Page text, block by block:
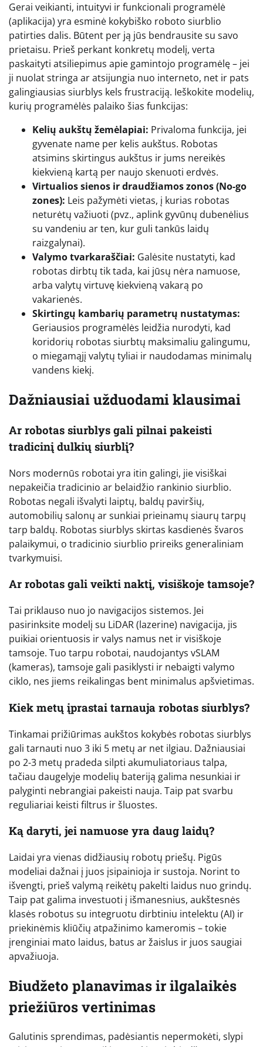
Gerai veikianti, intuityvi ir funkcionali programėlė
(aplikacija) yra esminė kokybiško roboto siurblio
patirties dalis. Būtent per ją jūs bendrausite su savo
prietaisu. Prieš perkant konkretų modelį, verta
paskaityti atsiliepimus apie gamintojo programėlę – jei
ji nuolat stringa ar atsijungia nuo interneto, net ir pats
galingiausias siurblys kels frustraciją. Ieškokite modelių,
kurių programėlės palaiko šias funkcijas:
Kelių aukštų žemėlapiai: Privaloma funkcija, jei
gyvenate name per kelis aukštus. Robotas
atsimins skirtingus aukštus ir jums nereikės
kiekvieną kartą per naujo skenuoti erdvės.
Virtualios sienos ir draudžiamos zonos (No-go
zones): Leis pažymėti vietas, į kurias robotas
neturėtų važiuoti (pvz., aplink gyvūnų dubenėlius
su vandeniu ar ten, kur guli tankūs laidų
raizgalynai).
Valymo tvarkaraščiai: Galėsite nustatyti, kad
robotas dirbtų tik tada, kai jūsų nėra namuose,
arba valytų virtuvę kiekvieną vakarą po
vakarienės.
Skirtingų kambarių parametrų nustatymas:
Geriausios programėlės leidžia nurodyti, kad
koridorių robotas siurbtų maksimaliu galingumu,
o miegamąjį valytų tyliai ir naudodamas minimalų
vandens kiekį.
Dažniausiai užduodami klausimai
Ar robotas siurblys gali pilnai pakeisti
tradicinį dulkių siurblį?
Nors modernūs robotai yra itin galingi, jie visiškai
nepakeičia tradicinio ar belaidžio rankinio siurblio.
Robotas negali išvalyti laiptų, baldų paviršių,
automobilių salonų ar sunkiai prieinamų siaurų tarpų
tarp baldų. Robotas siurblys skirtas kasdienės švaros
palaikymui, o tradicinio siurblio prireiks generaliniam
tvarkymuisi.
Ar robotas gali veikti naktį, visiškoje tamsoje?
Tai priklauso nuo jo navigacijos sistemos. Jei
pasirinksite modelį su LiDAR (lazerine) navigacija, jis
puikiai orientuosis ir valys namus net ir visiškoje
tamsoje. Tuo tarpu robotai, naudojantys vSLAM
(kameras), tamsoje gali pasiklysti ir nebaigti valymo
ciklo, nes jiems reikalingas bent minimalus apšvietimas.
Kiek metų įprastai tarnauja robotas siurblys?
Tinkamai prižiūrimas aukštos kokybės robotas siurblys
gali tarnauti nuo 3 iki 5 metų ar net ilgiau. Dažniausiai
po 2-3 metų pradeda silpti akumuliatoriaus talpa,
tačiau daugelyje modelių bateriją galima nesunkiai ir
palyginti nebrangiai pakeisti nauja. Taip pat svarbu
reguliariai keisti filtrus ir šluostes.
Ką daryti, jei namuose yra daug laidų?
Laidai yra vienas didžiausių robotų priešų. Pigūs
modeliai dažnai į juos įsipainioja ir sustoja. Norint to
išvengti, prieš valymą reikėtų pakelti laidus nuo grindų.
Taip pat galima investuoti į išmanesnius, aukštesnės
klasės robotus su integruotu dirbtiniu intelektu (AI) ir
priekinėmis kliūčių atpažinimo kameromis – tokie
įrenginiai mato laidus, batus ar žaislus ir juos saugiai
apvažiuoja.
Biudžeto planavimas ir ilgalaikės
priežiūros vertinimas
Galutinis sprendimas, padėsiantis nepermokėti, slypi